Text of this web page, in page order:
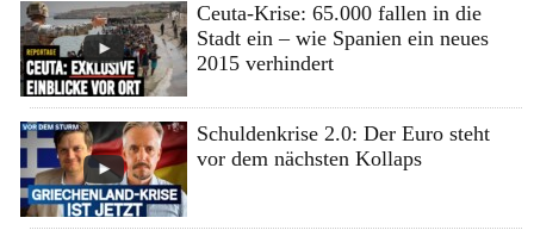
Ceuta-Krise: 65.000 fallen in die
Stadt ein – wie Spanien ein neues
2015 verhindert
Schuldenkrise 2.0: Der Euro steht
vor dem nächsten Kollaps